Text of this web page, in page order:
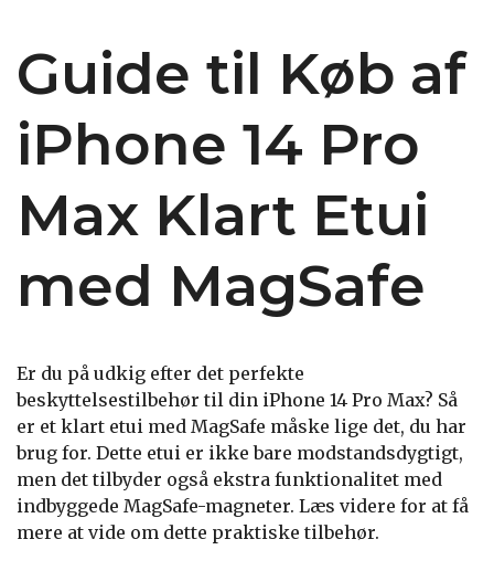
Guide til Køb af
iPhone 14 Pro
Max Klart Etui
med MagSafe
Er du på udkig efter det perfekte
beskyttelsestilbehør til din iPhone 14 Pro Max? Så
er et klart etui med MagSafe måske lige det, du har
brug for. Dette etui er ikke bare modstandsdygtigt,
men det tilbyder også ekstra funktionalitet med
indbyggede MagSafe-magneter. Læs videre for at få
mere at vide om dette praktiske tilbehør.